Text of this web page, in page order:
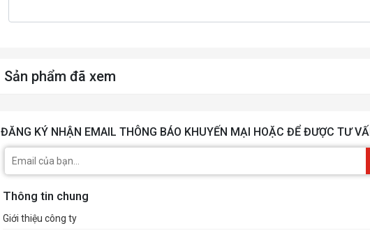
Sản phẩm đã xem
ĐĂNG KÝ NHẬN EMAIL THÔNG BÁO KHUYẾN MẠI HOẶC ĐỂ ĐƯỢC TƯ
Thông tin chung
Giới thiệu công ty